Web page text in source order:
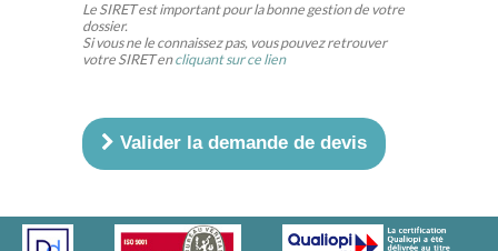
Le SIRET est important pour la bonne gestion de votre
dossier.
Si vous ne le connaissez pas, vous pouvez retrouver
votre SIRET encliquant sur ce lien
Valider la demande de devis